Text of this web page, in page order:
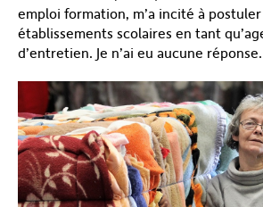
emploi formation, m’a incité à postuler
établissements scolaires en tant
d’entretien. Je n’ai eu aucune